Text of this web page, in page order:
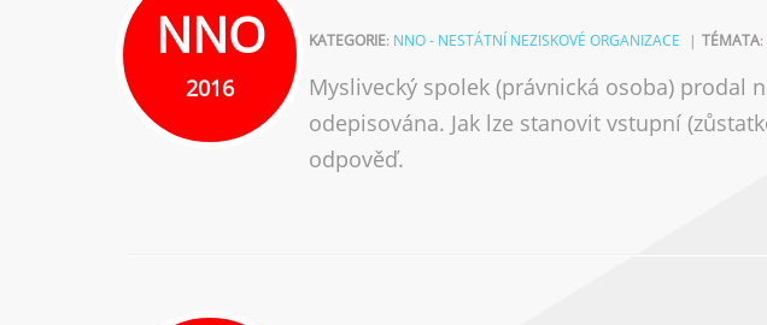
NNO
2016
KATEGORIE: NNO - NESTÁTNÍ NEZISKOVÉ ORGANIZACE TÉMATA:
Myslivecký spolek (právnická osoba)
odepisována. Jak lze stanovit vstupní
odpověď.